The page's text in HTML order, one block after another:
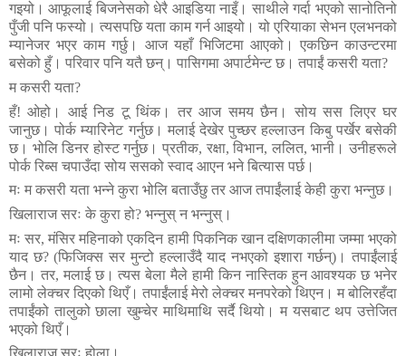
गइयो। आफूलाई बिजनेसको धेरै आइडिया नाइँ। साथीले गर्दा भएको सानोतिनो
पुँजी पनि फस्यो। त्यसपछि यता काम गर्न आइयो। यो एरियाका सेभन एलभनको
म्यानेजर भएर काम गर्छु। आज यहाँ भिजिटमा आएको। एकछिन काउन्टरमा
बसेको हुँ। परिवार पनि यतै छन्। पासिगमा अपार्टमेन्ट छ। तपाईं कसरी यता?
म कसरी यता?
हँ!ओहो। आई निड टू थिंक। तर आज समय छैन। सोय सस लिएर घर
जानुछ। पोर्क म्यारिनेट गर्नुछ। मलाई देखेर पुच्छर हल्लाउन किबु पर्खेर बसेकी
छ। भोलि डिनर होस्ट गर्नुछ। प्रतीक, रक्षा,विभान, ललित,भानी। उनीहरूले
पोर्क रिब्स चपाउँदा सोय ससको स्वाद आएन भने बित्यास पर्छ।
मः म कसरी यता भन्ने कुरा भोलि बताउँछु तर आज तपाईंलाई केही कुरा भन्नुछ।
खिलाराज सरः के कुरा हो? भन्नुस् न भन्नुस्।
मः सर,मंसिर महिनाको एकदिन हामी पिकनिक खान दक्षिणकालीमा जम्मा भएको
याद छ? (फिजिक्स सर मुन्टो हल्लाउँदै याद नभएको इशारा गर्छन्) । तपाईंलाई
छैन। तर, मलाई छ। त्यस बेला मैले हामी किन नास्तिक हुन आवश्यक छ भनेर
लामो लेक्चर दिएको थिएँ। तपाईंलाई मेरो लेक्चर मनपरेको थिएन। म बोलिरहँदा
तपाईंको तालुको छाला खुम्चेर माथिमाथि सर्दै थियो। म यसबाट थप उत्तेजित
भएको थिएँ।